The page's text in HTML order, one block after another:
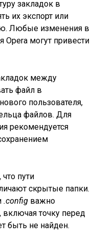
закладок в
их экспорт или
Любые изменения в
Opera могут привести
между
файл в
пользователя,
файлов. Для
рекомендуется
пути
скрытые папки.
.config важно
включая точку перед
быть не найден.